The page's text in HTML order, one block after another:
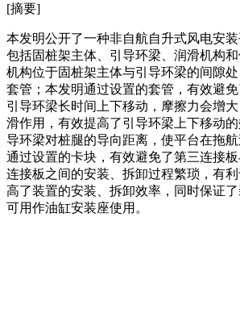
[摘要]
本发明公开了一种非自航自升式风电安装
包括固桩架主体、引导环梁、润滑机构
机构位于固桩架主体与引导环梁的间隙
套管；本发明通过设置的套管，有效避
引导环梁长时间上下移动，摩擦力会增
滑作用，有效提高了引导环梁上下移动的
导环梁对桩腿的导向距离，使平台在拖航
通过设置的卡块，有效避免了第三连接
连接板之间的安装、拆卸过程繁琐，有
高了装置的安装、拆卸效率，同时保证
可用作油缸安装座使用。